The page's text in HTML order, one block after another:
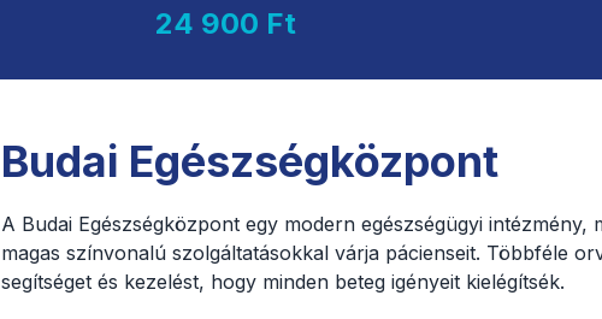
24 900 Ft
Budai Egészségközpont
A Budai Egészségközpont egy modern egészségügyi intézmény,
magas színvonalú szolgáltatásokkal várja pácienseit. Többféle
segítséget és kezelést, hogy minden beteg igényeit kielégítsék.